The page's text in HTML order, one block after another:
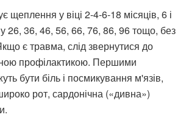
щеплення у віці 2-4-6-18 місяців, 6 і
26, 36, 46, 56, 66, 76, 86, 96 тощо, без
є травма, слід звернутися до
профілактикою. Першими
бути біль і посмикування м'язів,
рот, сардонічна («дивна»)